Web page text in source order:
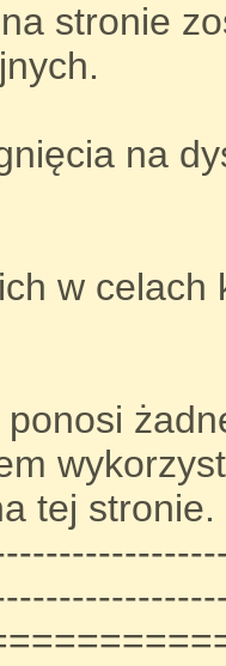
stronie
na
w
tej stronie.